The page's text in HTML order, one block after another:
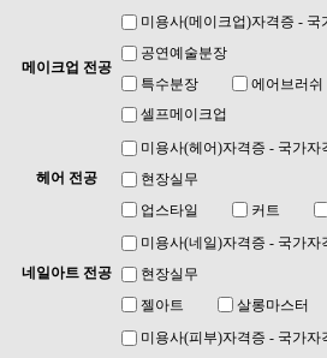
메이크업 전공
미용사(메이크업)자격증 - 국
공연예술분장
특수분장
에어브러쉬
셀프메이크업
헤어 전공
미용사(헤어)자격증 - 국가자
현장실무
업스타일
커트
네일아트 전공
미용사(네일)자격증 - 국가자
현장실무
젤아트
살롱마스터
미용사(피부)자격증 - 국가자